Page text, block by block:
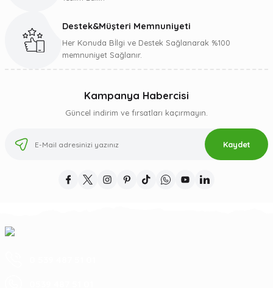
Gönder
Destek&Müşteri Memnuniyeti
Her Konuda Bİlgi ve Destek Sağlanarak %100
memnuniyet Sağlanır.
Kampanya Habercisi
Güncel indirim ve fırsatları kaçırmayın.
Kaydet